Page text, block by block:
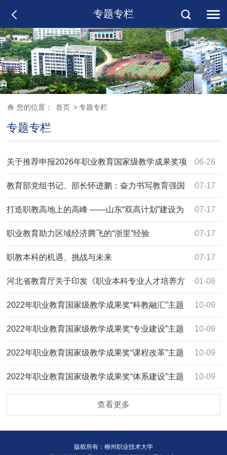
专题专栏
您的位置： 首页 > 专题专栏
专题专栏
06-26
关于推荐申报2026年职业教育国家级教学成果奖项
目的公示 07-17
教育部党组书记、部长怀进鹏：奋力书写教育强国
建设支撑引领中国式现代化的新篇章 07-17
打造职教高地上的高峰 ——山东“双高计划”建设为
区域现代化添动力强支撑 07-17
职业教育助力区域经济腾飞的“浙里”经验
07-17
职教本科的机遇、挑战与未来
01-08
河北省教育厅关于印发《职业本科专业人才培养方
案制订与实施工作的指导意见(试行)》的通知 10-09
2022年职业教育国家级教学成果奖“科教融汇”主题
获奖成果分析 10-09
2022年职业教育国家级教学成果奖“专业建设”主题
获奖成果分析 10-09
2022年职业教育国家级教学成果奖“课程改革”主题
获奖成果分析 10-09
2022年职业教育国家级教学成果奖“体系建设”主题
查看更多
版权所有：柳州职业技术大学